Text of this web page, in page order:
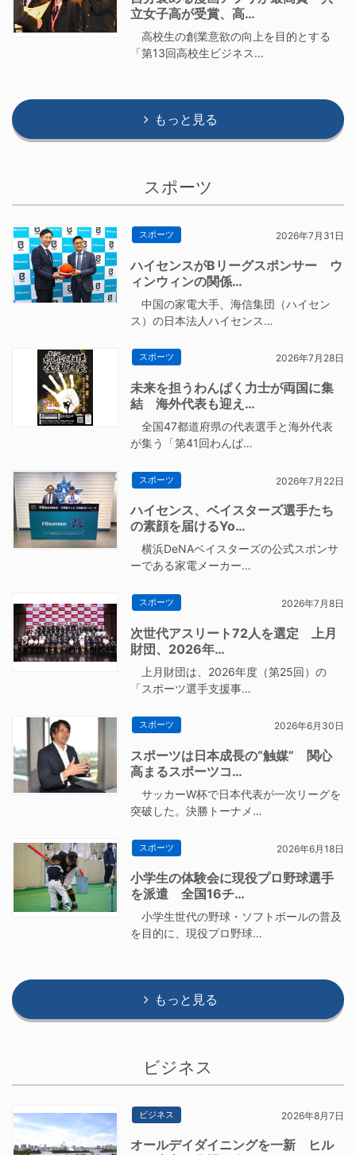
立女子高が受賞、高…
高校生の創業意欲の向上を目的とする
「第13回高校生ビジネス…
もっと見る
スポーツ
スポーツ 2026年7月31日
ハイセンスがBリーグスポンサー ウ
ィンウィンの関係…
中国の家電大手、海信集団（ハイセン
ス）の日本法人ハイセンス…
スポーツ 2026年7月28日
未来を担うわんぱく力士が両国に集
結 海外代表も迎え…
全国47都道府県の代表選手と海外代表
が集う「第41回わんぱ…
スポーツ 2026年7月22日
ハイセンス、ベイスターズ選手たち
の素顔を届けるYo…
横浜DeNAベイスターズの公式スポンサ
ーである家電メーカー…
スポーツ 2026年7月8日
次世代アスリート72人を選定 上月
財団、2026年…
上月財団は、2026年度（第25回）の
「スポーツ選手支援事…
スポーツ 2026年6月30日
スポーツは日本成長の“触媒” 関心
高まるスポーツコ…
サッカーW杯で日本代表が一次リーグを
突破した。決勝トーナメ…
スポーツ 2026年6月18日
小学生の体験会に現役プロ野球選手
を派遣 全国16チ…
小学生世代の野球・ソフトボールの普及
を目的に、現役プロ野球…
もっと見る
ビジネス
ビジネス 2026年8月7日
オールデイダイニングを一新 ヒル